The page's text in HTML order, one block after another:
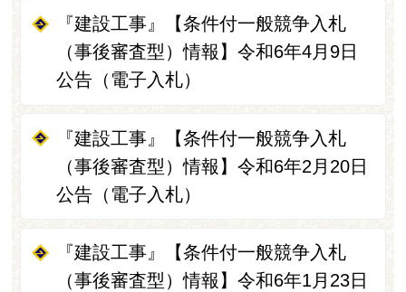
『建設工事』【条件付一般競争入札
（事後審査型）情報】令和6年4月9日
公告（電子入札）
『建設工事』【条件付一般競争入札
（事後審査型）情報】令和6年2月20日
公告（電子入札）
『建設工事』【条件付一般競争入札
（事後審査型）情報】令和6年1月23日